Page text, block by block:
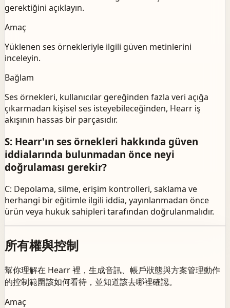
gerektiğini açıklayın.
Amaç
Yüklenen ses örnekleriyle ilgili güven metinlerini
inceleyin.
Bağlam
Ses örnekleri, kullanıcılar gereğinden fazla veri açığa
çıkarmadan kişisel ses isteyebileceğinden, Hearr iş
akışının hassas bir parçasıdır.
S: Hearr'ın ses örnekleri hakkında güven
iddialarında bulunmadan önce neyi
doğrulaması gerekir?
C: Depolama, silme, erişim kontrolleri, saklama ve
herhangi bir eğitimle ilgili iddia, yayınlanmadan önce
ürün veya hukuk sahipleri tarafından doğrulanmalıdır.
所有權與控制
幫你理解在 Hearr 裡，生成音訊、帳戶狀態與方案管理動作
的控制範圍該如何看待，並知道該去哪裡確認。
Amaç